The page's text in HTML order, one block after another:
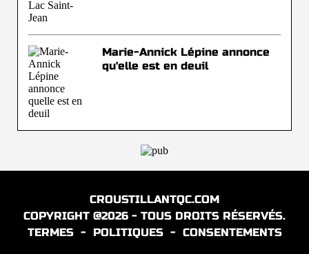
Marie-Annick Lépine annonce
qu'elle est en deuil
CROUSTILLANTQC.COM
COPYRIGHT @2026 - TOUS DROITS RÉSERVÉS.
TERMES- POLITIQUES- CONSENTEMENTS